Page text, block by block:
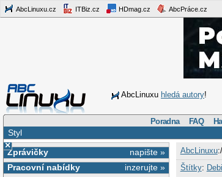
AbcLinuxu.cz ITBiz.cz HDmag.cz AbcPráce.cz
AbcLinuxu hledá autory!
Poradna FAQ
Styl
×
napište »
Zprávičky
inzerujte »
Pracovní nabídky
AbcLinuxu:/
Štítky: